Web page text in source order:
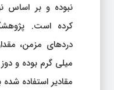
نبوده و بر اساس
کرده است.
مقادیر استفاده